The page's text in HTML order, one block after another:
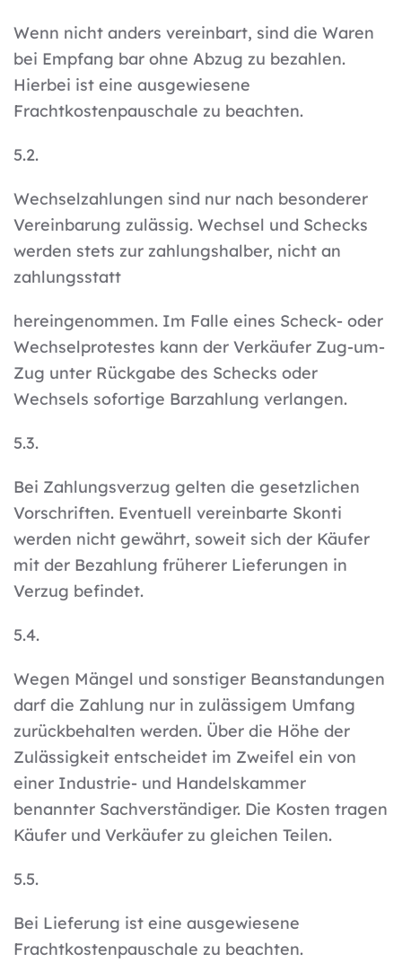
Wenn nicht anders vereinbart, sind die Waren
bei Empfang bar ohne Abzug zu bezahlen.
Hierbei ist eine ausgewiesene
Frachtkostenpauschale zu beachten.
5.2.
Wechselzahlungen sind nur nach besonderer
Vereinbarung zulässig. Wechsel und Schecks
werden stets zur zahlungshalber, nicht an
zahlungsstatt
hereingenommen. Im Falle eines Scheck- oder
Wechselprotestes kann der Verkäufer Zug-um-
Zug unter Rückgabe des Schecks oder
Wechsels sofortige Barzahlung verlangen.
5.3.
Bei Zahlungsverzug gelten die gesetzlichen
Vorschriften. Eventuell vereinbarte Skonti
werden nicht gewährt, soweit sich der Käufer
mit der Bezahlung früherer Lieferungen in
Verzug befindet.
5.4.
Wegen Mängel und sonstiger Beanstandungen
darf die Zahlung nur in zulässigem Umfang
zurückbehalten werden. Über die Höhe der
Zulässigkeit entscheidet im Zweifel ein von
einer Industrie- und Handelskammer
benannter Sachverständiger. Die Kosten tragen
Käufer und Verkäufer zu gleichen Teilen.
5.5.
Bei Lieferung ist eine ausgewiesene
Frachtkostenpauschale zu beachten.